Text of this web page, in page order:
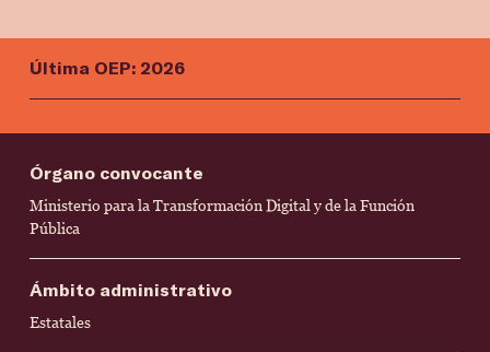
Última OEP: 2026
Órgano convocante
Ministerio para la Transformación Digital y de la Función
Pública
Ámbito administrativo
Estatales